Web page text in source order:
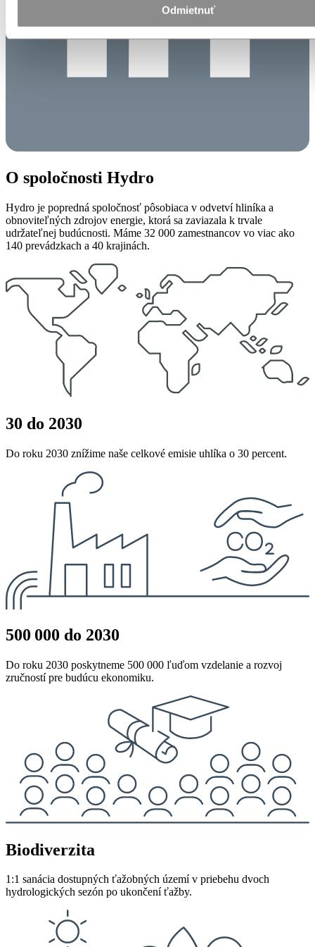
Odmietnuť
O spoločnosti Hydro
Hydro je popredná spoločnosť pôsobiaca v odvetví hliníka a
obnoviteľných zdrojov energie, ktorá sa zaviazala k trvale
udržateľnej budúcnosti. Máme 32 000 zamestnancov vo viac ako
140 prevádzkach a 40 krajinách.
30 do 2030
Do roku 2030 znížime naše celkové emisie uhlíka o 30 percent.
500 000 do 2030
Do roku 2030 poskytneme 500 000 ľuďom vzdelanie a rozvoj
zručnostípre budúcu ekonomiku.
Biodiverzita
1:1 sanácia dostupných ťažobných území v priebehu dvoch
hydrologických sezón po ukončení ťažby.